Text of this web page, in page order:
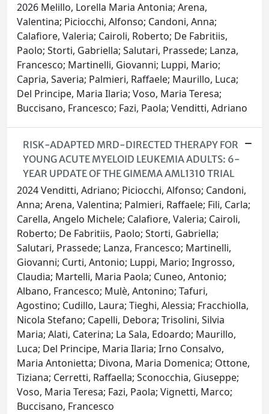
2026 Melillo, Lorella Maria Antonia; Arena,
Valentina; Piciocchi, Alfonso; Candoni, Anna;
Calafiore, Valeria; Cairoli, Roberto; De Fabritiis,
Paolo; Storti, Gabriella; Salutari, Prassede; Lanza,
Francesco; Martinelli, Giovanni; Luppi, Mario;
Capria, Saveria; Palmieri, Raffaele; Maurillo, Luca;
Del Principe, Maria Ilaria; Voso, Maria Teresa;
Buccisano, Francesco; Fazi, Paola; Venditti, Adriano
RISK-ADAPTED MRD-DIRECTED THERAPY FOR
YOUNG ACUTE MYELOID LEUKEMIA ADULTS: 6-
YEAR UPDATE OF THE GIMEMA AML1310 TRIAL
2024 Venditti, Adriano; Piciocchi, Alfonso; Candoni,
Anna; Arena, Valentina; Palmieri, Raffaele; Fili, Carla;
Carella, Angelo Michele; Calafiore, Valeria; Cairoli,
Roberto; De Fabritiis, Paolo; Storti, Gabriella;
Salutari, Prassede; Lanza, Francesco; Martinelli,
Giovanni; Curti, Antonio; Luppi, Mario; Ingrosso,
Claudia; Martelli, Maria Paola; Cuneo, Antonio;
Albano, Francesco; Mulè, Antonino; Tafuri,
Agostino; Cudillo, Laura; Tieghi, Alessia; Fracchiolla,
Nicola Stefano; Capelli, Debora; Trisolini, Silvia
Maria; Alati, Caterina; La Sala, Edoardo; Maurillo,
Luca; Del Principe, Maria Ilaria; Irno Consalvo,
Maria Antonietta; Divona, Maria Domenica; Ottone,
Tiziana; Cerretti, Raffaella; Sconocchia, Giuseppe;
Voso, Maria Teresa; Fazi, Paola; Vignetti, Marco;
Buccisano, Francesco